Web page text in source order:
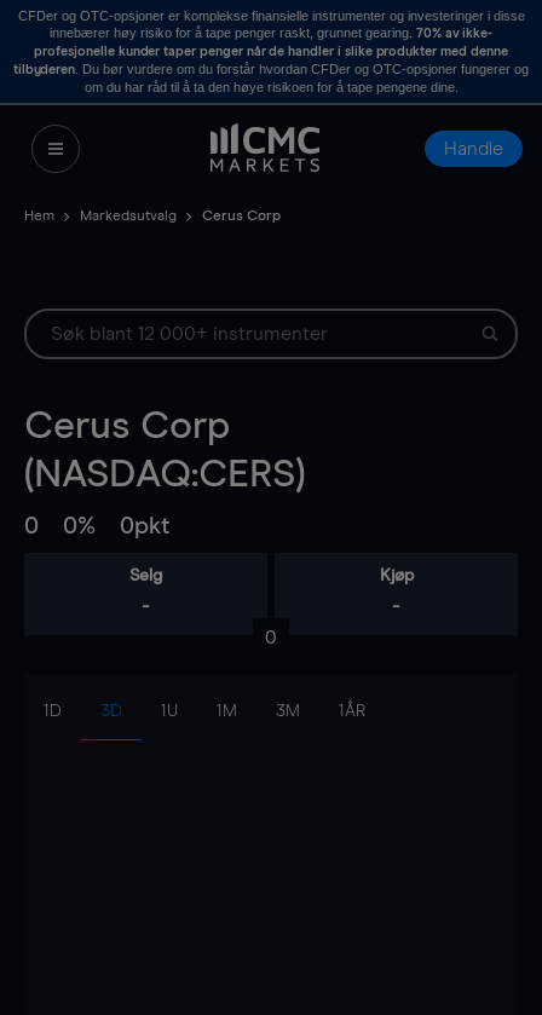
CFDer og OTC-opsjoner er komplekse finansielle instrumenter og investeringer i disse
innebærer høy risiko for å tape penger raskt, grunnet gearing. 70% av ikke-
profesjonelle kunder taper penger når de handler i slike produkter med denne
tilbyderen . Du bør vurdere om du forstår hvordan CFDer og OTC-opsjoner fungerer og
om du har råd til å ta den høye risikoen for å tape pengene dine.
Handle
Hem Markedsutvalg Cerus Corp
Cerus Corp
(NASDAQ:CERS)
0 0% 0pkt
Selg
-
Kjøp
-
0
1D 3D 1U 1M 3M 1ÅR